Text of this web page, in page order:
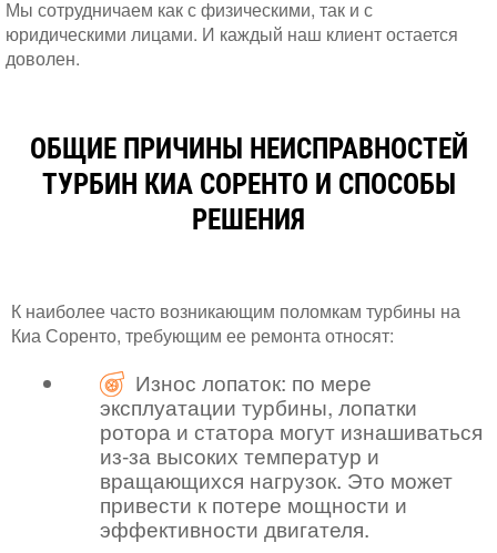
Мы сотрудничаем как с физическими, так и с
юридическими лицами. И каждый наш клиент остается
доволен.
ОБЩИЕ ПРИЧИНЫ НЕИСПРАВНОСТЕЙ
ТУРБИН КИА СОРЕНТО И СПОСОБЫ
РЕШЕНИЯ
К наиболее часто возникающим поломкам турбины на
Киа Соренто, требующим ее ремонта относят:
Износ лопаток: по мере
эксплуатации турбины, лопатки
ротора и статора могут изнашиваться
из-за высоких температур и
вращающихся нагрузок. Это может
привести к потере мощности и
эффективности двигателя.